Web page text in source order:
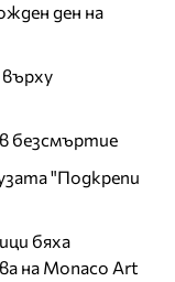
ден на
безсмъртие
"Подкрепи
бяха
на Monaco Art